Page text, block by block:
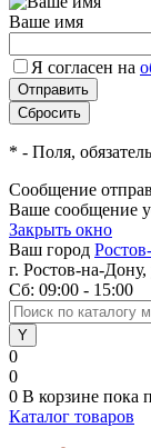
Ваше имя
Я согласен на
* - Поля,
Сообщение
Ваше сообщение
Закрыть окно
Ваш город
г. Ростов-на-
Сб: 09:00 - 15:00
0
0
0 В корзине пока
Каталог товаров